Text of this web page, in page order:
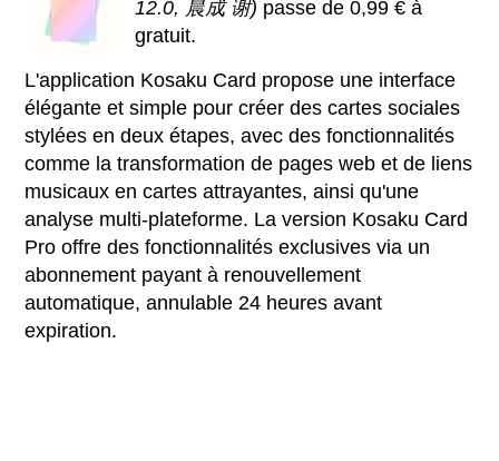
12.0, 晨成 谢) passe de 0,99 € à
gratuit.
L'application Kosaku Card propose une interface
élégante et simple pour créer des cartes sociales
stylées en deux étapes, avec des fonctionnalités
comme la transformation de pages web et de liens
musicaux en cartes attrayantes, ainsi qu'une
analyse multi-plateforme. La version Kosaku Card
Pro offre des fonctionnalités exclusives via un
abonnement payant à renouvellement
automatique, annulable 24 heures avant
expiration.